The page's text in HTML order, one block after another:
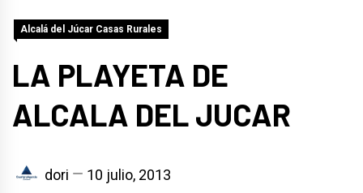
Alcalá del Júcar Casas Rurales
LA PLAYETA DE
ALCALA DEL JUCAR
dori 10 julio, 2013